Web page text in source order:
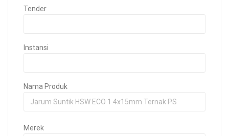
Tender
Instansi
Nama Produk
Merek